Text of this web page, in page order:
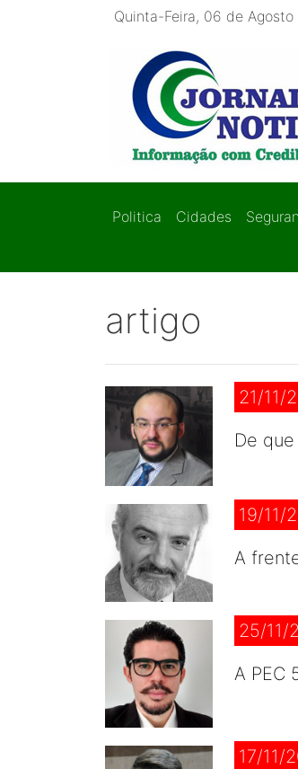
Quinta-Feira, 06 de
Politica Cidades
artigo
21/11/
De
19/11/
A
25/11/
A PEC
17/11/